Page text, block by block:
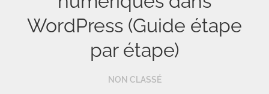
WordPress (Guide étape
par étape)
NON CLASSÉ